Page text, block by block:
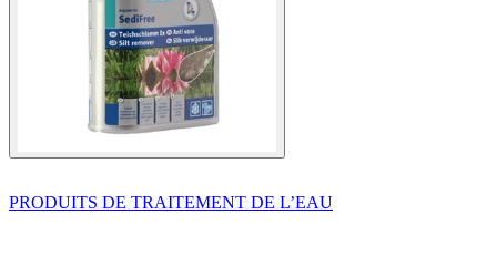
PRODUITS DE TRAITEMENT DE L’EAU